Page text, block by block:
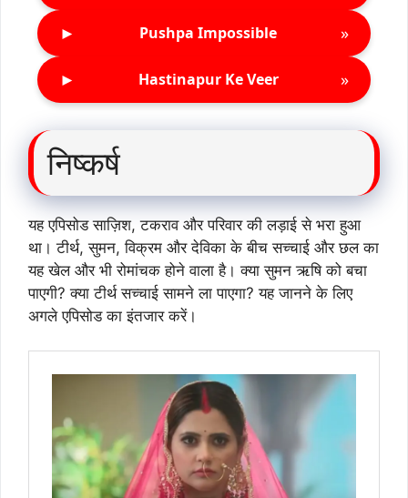
► Pushpa Impossible »
► Hastinapur Ke Veer »
निष्कर्ष
यह एपिसोड साज़िश, टकराव और परिवार की लड़ाई से भरा हुआ
था। टीर्थ, सुमन, विक्रम और देविका के बीच सच्चाई और छल का
यह खेल और भी रोमांचक होने वाला है। क्या सुमन ऋषि को बचा
पाएगी? क्या टीर्थ सच्चाई सामने ला पाएगा? यह जानने के लिए
अगले एपिसोड का इंतजार करें।